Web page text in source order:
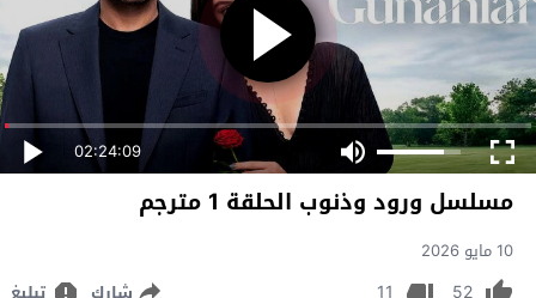
02:24:09
مسلسل ورود وذنوب الحلقة 1 مترجم
10 مايو 2026